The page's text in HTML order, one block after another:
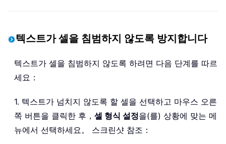
텍스트가 셀을 침범하지 않도록 방지합니다
텍스트가 셀을 침범하지 않도록 하려면 다음 단계를 따르
세요：
1. 텍스트가 넘치지 않도록 할 셀을 선택하고 마우스 오른
쪽 버튼을 클릭한 후， 셀 형식 설정을(를) 상황에 맞는 메
뉴에서 선택하세요。 스크린샷 참조：